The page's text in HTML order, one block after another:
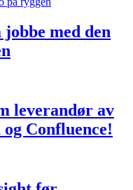
med den
leverandør av
Confluence!